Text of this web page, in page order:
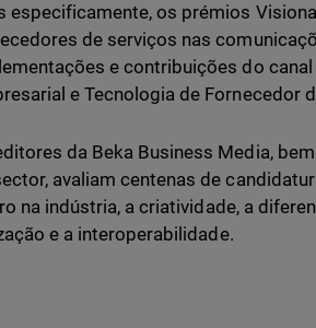
especificamente, os prémios
de serviços nas
e contribuições do
e Tecnologia de Fornecedor
da Beka Business Media,
avaliam centenas de
na indústria, a criatividade, a
e a interoperabilidade.